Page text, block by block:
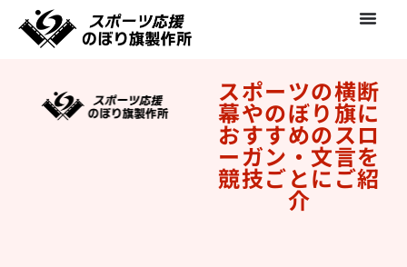
スポーツの横断
幕やのぼり旗に
おすすめのスロ
ーガン・文言を
競技ごとにご紹
介